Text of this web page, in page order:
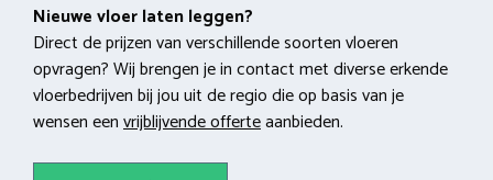
Nieuwe vloer laten leggen?
Direct de prijzen van verschillende soorten vloeren
opvragen? Wij brengen je in contact met diverse erkende
vloerbedrijven bij jou uit de regio die op basis van je
wensen eenvrijblijvende offerteaanbieden.